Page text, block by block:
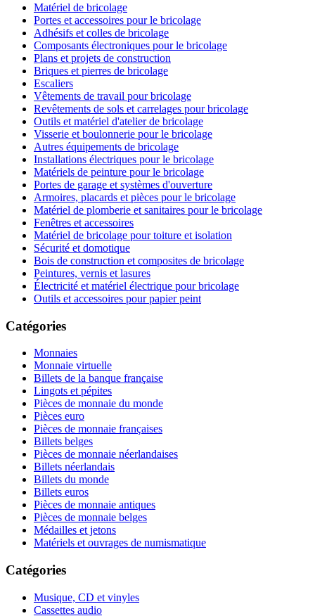
Matériel de bricolage
Portes et accessoires pour le bricolage
Adhésifs et colles de bricolage
Composants électroniques pour le bricolage
Plans et projets de construction
Briques et pierres de bricolage
Escaliers
Vêtements de travail pour bricolage
Revêtements de sols et carrelages pour bricolage
Outils et matériel d'atelier de bricolage
Visserie et boulonnerie pour le bricolage
Autres équipements de bricolage
Installations électriques pour le bricolage
Matériels de peinture pour le bricolage
Portes de garage et systèmes d'ouverture
Armoires, placards et pièces pour le bricolage
Matériel de plomberie et sanitaires pour le bricolage
Fenêtres et accessoires
Matériel de bricolage pour toiture et isolation
Sécurité et domotique
Bois de construction et composites de bricolage
Peintures, vernis et lasures
Électricité et matériel électrique pour bricolage
Outils et accessoires pour papier peint
Catégories
Monnaies
Monnaie virtuelle
Billets de la banque française
Lingots et pépites
Pièces de monnaie du monde
Pièces euro
Pièces de monnaie françaises
Billets belges
Pièces de monnaie néerlandaises
Billets néerlandais
Billets du monde
Billets euros
Pièces de monnaie antiques
Pièces de monnaie belges
Médailles et jetons
Matériels et ouvrages de numismatique
Catégories
Musique, CD et vinyles
Cassettes audio